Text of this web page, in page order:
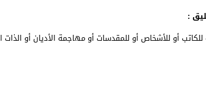
:
أو للأشخاص أو للمقدسات أو مهاجمة الأديان أو